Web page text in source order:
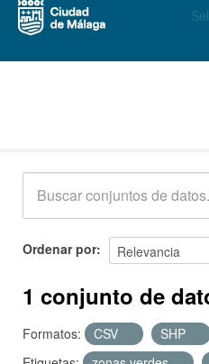
Acerca de
Ordenar por
1 conjunto de
Formatos: CSV SHP